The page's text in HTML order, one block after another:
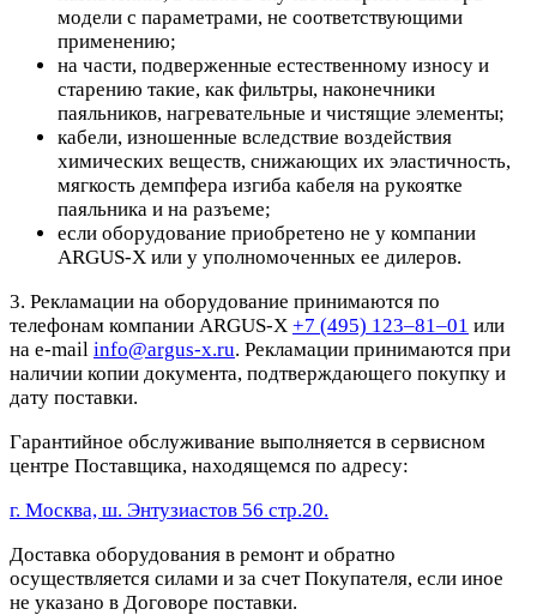
модели с параметрами, не соответствующими
применению;
на части, подверженные естественному износу и
старению такие, как фильтры, наконечники
паяльников, нагревательные и чистящие элементы;
кабели, изношенные вследствие воздействия
химических веществ, снижающих их эластичность,
мягкость демпфера изгиба кабеля на рукоятке
паяльника и на разъеме;
если оборудование приобретено не у компании
ARGUS-X или у уполномоченных ее дилеров.
3. Рекламации на оборудование принимаются по
телефонам компании ARGUS-X +7 (495) 123–81–01 или
на e-mail info@argus-x.ru. Рекламации принимаются при
наличии копии документа, подтверждающего покупку и
дату поставки.
Гарантийное обслуживание выполняется в сервисном
центре Поставщика, находящемся по адресу:
г. Москва, ш. Энтузиастов 56 стр.20.
Доставка оборудования в ремонт и обратно
осуществляется силами и за счет Покупателя, если иное
не указано в Договоре поставки.